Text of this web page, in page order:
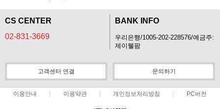
CS CENTER
02-831-3669
BANK INFO
우리은행/1005-202-228576/예금주:
제이웰팜
고객센터 연결 문의하기
이용안내 이용약관 개인정보처리방침 PC버전